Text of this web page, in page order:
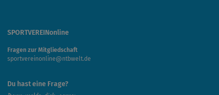
SPORTVEREINonline
Fragen zur Mitgliedschaft
sportvereinonline@ntbwelt.de
Du hast eine Frage?